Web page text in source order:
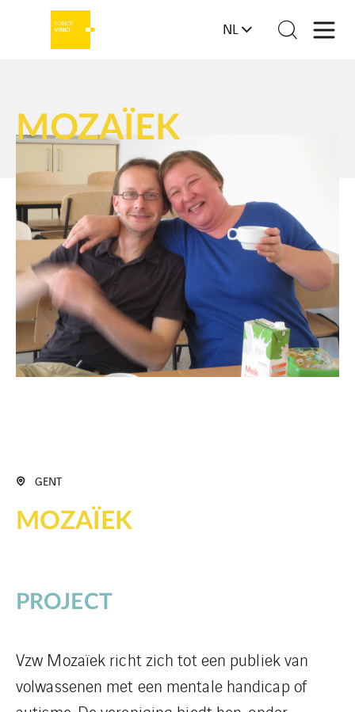
NL
MOZAÏEK
GENT
MOZAÏEK
PROJECT
Vzw Mozaïek richt zich tot een publiek van
volwassenen met een mentale handicap of